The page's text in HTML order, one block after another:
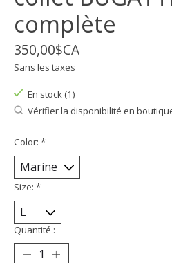
complète
350,00$CA
Sans les taxes
En stock (1)
Vérifier la disponibilité en
Color: *
Size: *
Quantité :